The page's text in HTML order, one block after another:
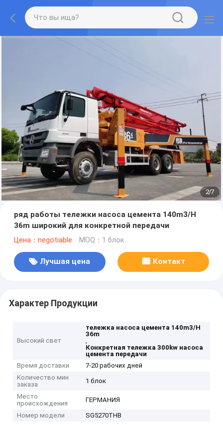
2/7
ряд работы тележки насоса цемента 140m3/H
36m широкий для конкретной передачи
Цена：negotiable MOQ：1 блок
Лучшая цена Контакт
Характер Продукции
Высокий свет
тележка насоса цемента 140m3/H
36m
,
Конкретная тележка 300kw насоса
цемента передачи
Время доставки
7-20 рабочих дней
Количество мин
заказа
1 блок
Место
происхождения
ГЕРМАНИЯ
Номер модели
SG5270THB